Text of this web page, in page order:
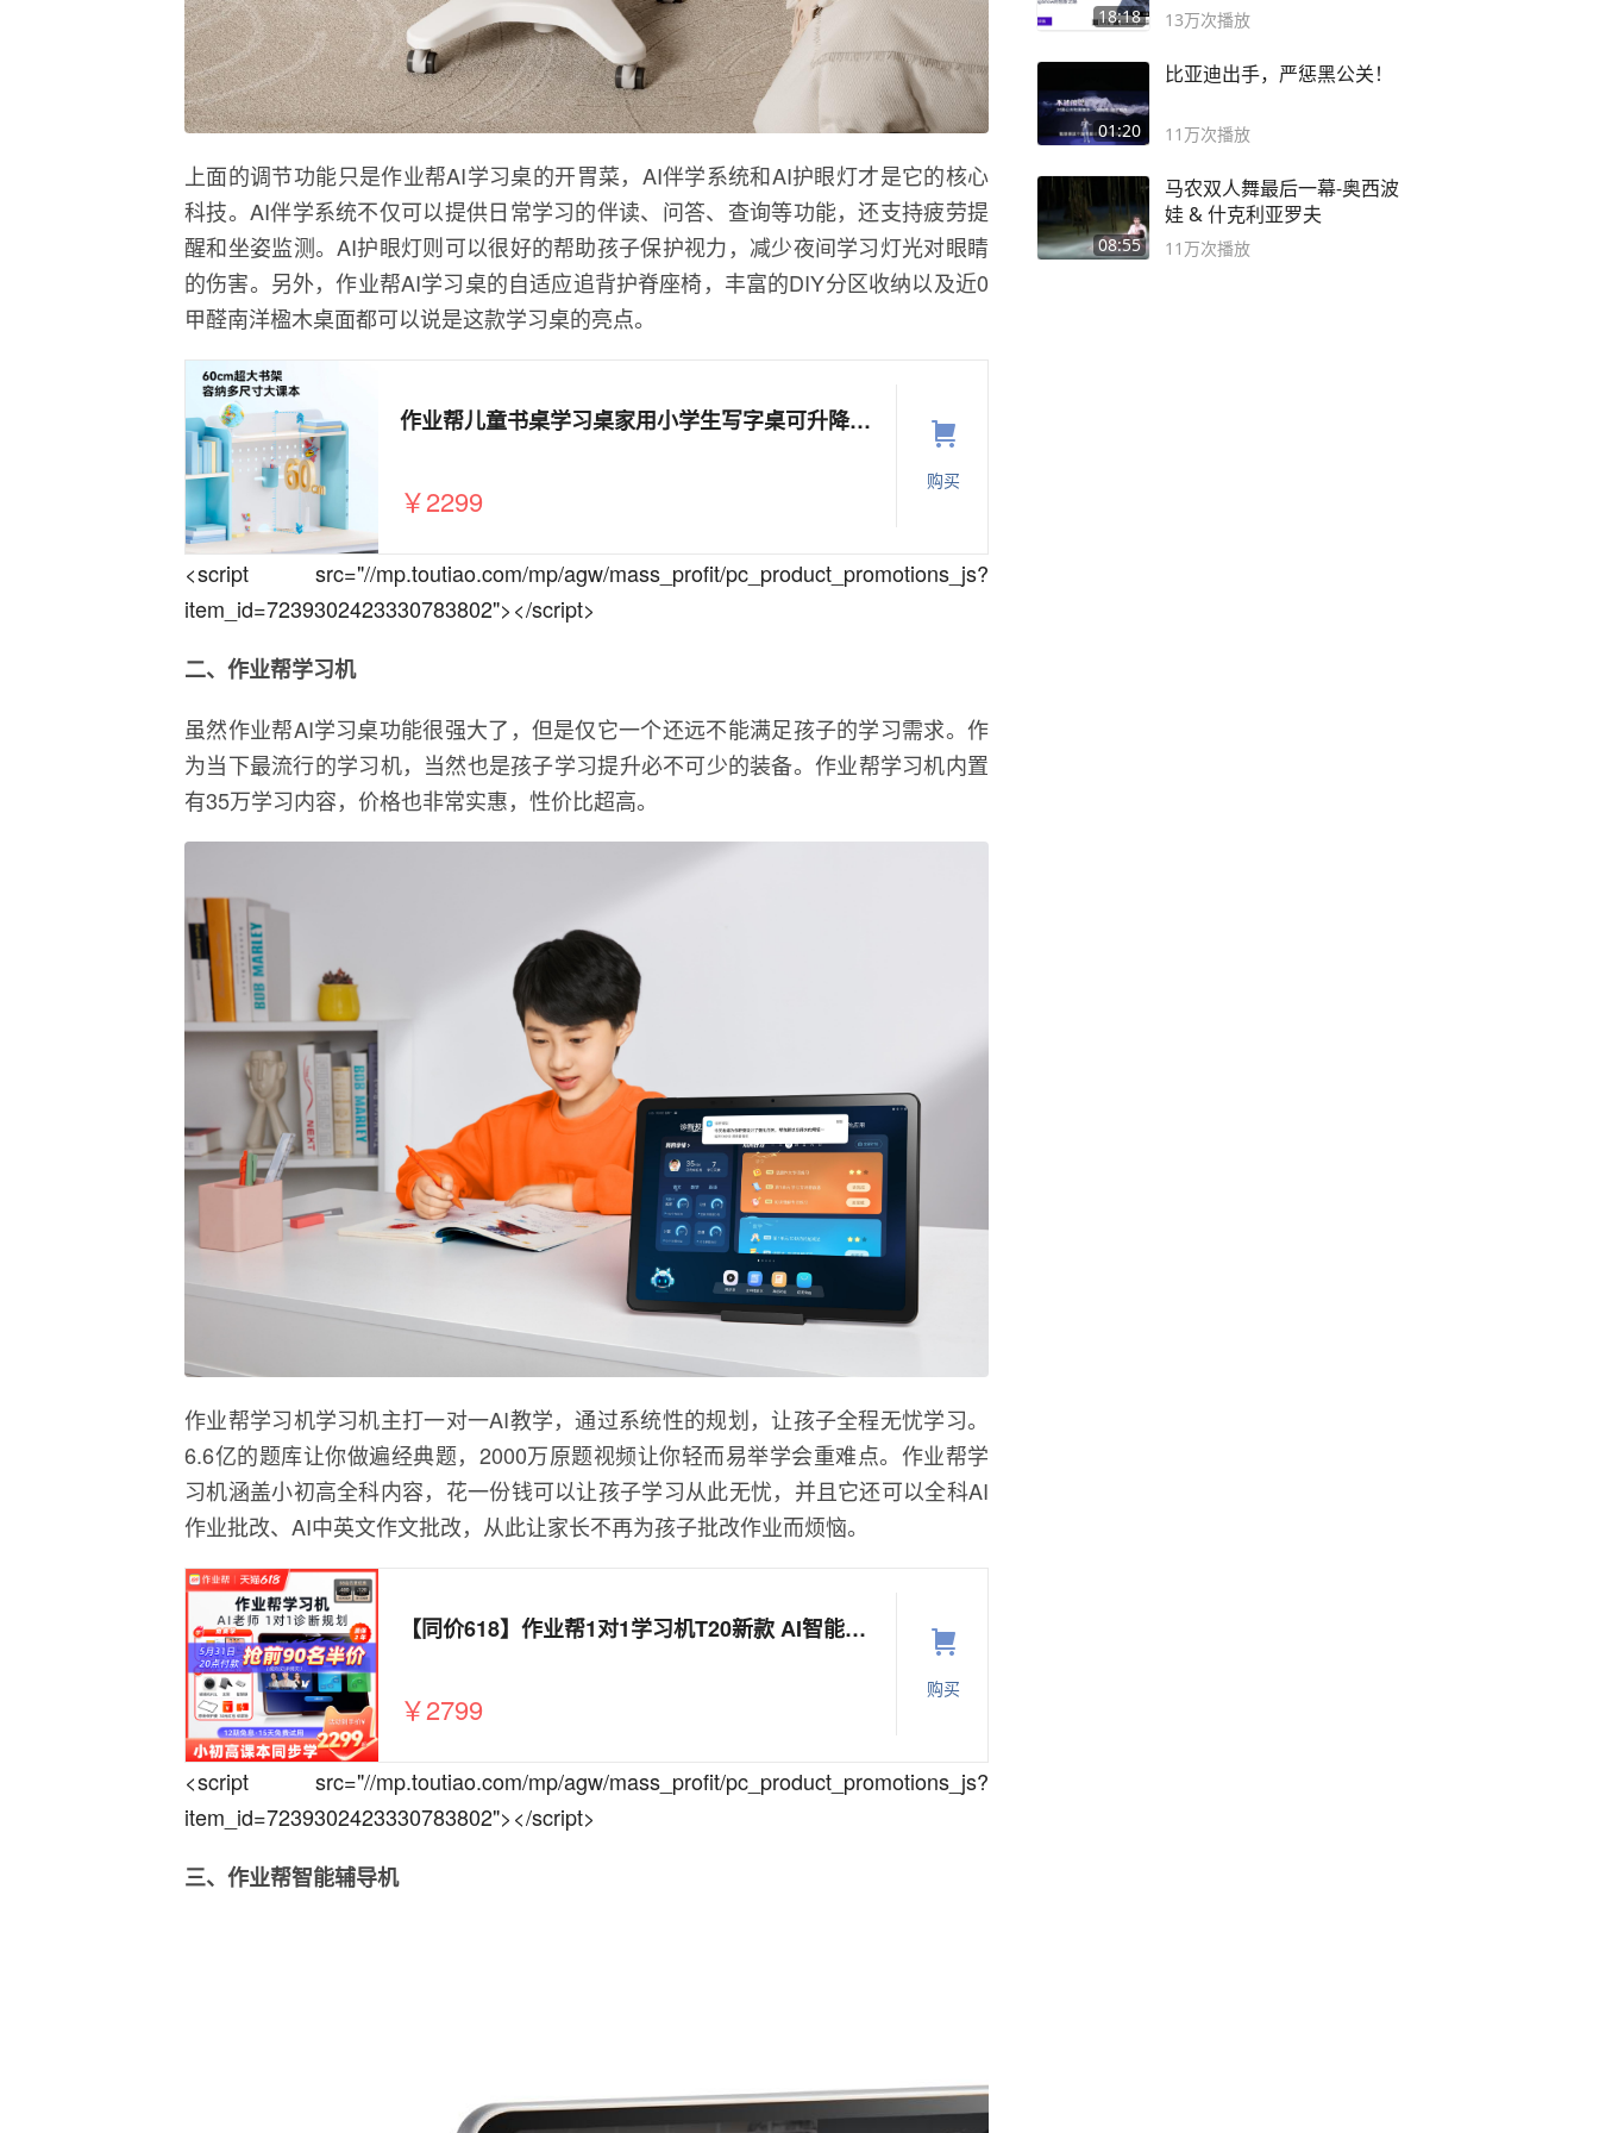
上面的调节功能只是作业帮AI学习桌的开胃菜，AI伴学系统和AI护眼灯才是它的核心
科技。AI伴学系统不仅可以提供日常学习的伴读、问答、查询等功能，还支持疲劳提
醒和坐姿监测。AI护眼灯则可以很好的帮助孩子保护视力，减少夜间学习灯光对眼睛
的伤害。另外，作业帮AI学习桌的自适应追背护脊座椅，丰富的DIY分区收纳以及近0
甲醛南洋楹木桌面都可以说是这款学习桌的亮点。
作业帮儿童书桌学习桌家用小学生写字桌可升降桌子椅子课桌椅套装
￥2299
购买
<script src="//mp.toutiao.com/mp/agw/mass_profit/pc_product_promotions_js?
item_id=7239302423330783802"></script>
二、作业帮学习机
虽然作业帮AI学习桌功能很强大了，但是仅它一个还远不能满足孩子的学习需求。作
为当下最流行的学习机，当然也是孩子学习提升必不可少的装备。作业帮学习机内置
有35万学习内容，价格也非常实惠，性价比超高。
作业帮学习机学习机主打一对一AI教学，通过系统性的规划，让孩子全程无忧学习。
6.6亿的题库让你做遍经典题，2000万原题视频让你轻而易举学会重难点。作业帮学
习机涵盖小初高全科内容，花一份钱可以让孩子学习从此无忧，并且它还可以全科AI
作业批改、AI中英文作文批改，从此让家长不再为孩子批改作业而烦恼。
【同价618】作业帮1对1学习机T20新款 AI智能学习平板 小初高中学生儿童大屏护眼英语点读机早教机家教机
￥2799
购买
<script src="//mp.toutiao.com/mp/agw/mass_profit/pc_product_promotions_js?
item_id=7239302423330783802"></script>
三、作业帮智能辅导机
18:18 之路
13万次播放
01:20
比亚迪出手，严惩黑公关！
11万次播放
08:55
马农双人舞最后一幕-奥西波
娃 & 什克利亚罗夫
11万次播放